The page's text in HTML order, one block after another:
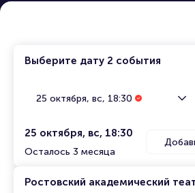
Выберите дату 2 события
25 октября, вс, 18:30
25 октября, вс, 18:30
Осталось 3 месяца
Ростовский академический